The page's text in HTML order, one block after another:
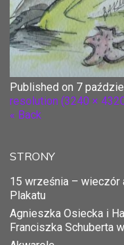
Published on 7
resolution (3240 ×
« Back
STRONY
15 września – wieczór
Plakatu
Agnieszka Osiecka i
Franciszka Schuberta